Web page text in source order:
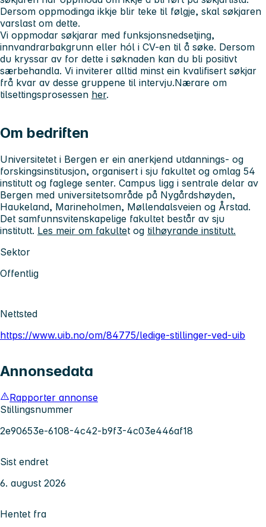
Dersom oppmodinga ikkje blir teke til følgje, skal søkjaren
varslast om dette.
Vi oppmodar søkjarar med funksjonsnedsetjing,
innvandrarbakgrunn eller hól i CV-en til å søke. Dersom
du kryssar av for dette i søknaden kan du bli positivt
særbehandla. Vi inviterer alltid minst ein kvalifisert søkjar
frå kvar av desse gruppene til intervju.Nærare om
tilsettingsprosessen her.
Om bedriften
Universitetet i Bergen er ein anerkjend utdannings- og
forskingsinstitusjon, organisert i sju fakultet og omlag 54
institutt og faglege senter. Campus ligg i sentrale delar av
Bergen med universitetsområde på Nygårdshøyden,
Haukeland, Marineholmen, Møllendalsveien og Årstad.
Det samfunnsvitenskapelige fakultet består av sju
institutt. Les meir om fakultet og tilhøyrande institutt.
Sektor
Offentlig
Nettsted
https://www.uib.no/om/84775/ledige-stillinger-ved-uib
Annonsedata
Rapporter annonse
Stillingsnummer
2e90653e-6108-4c42-b9f3-4c03e446af18
Sist endret
6. august 2026
Hentet fra